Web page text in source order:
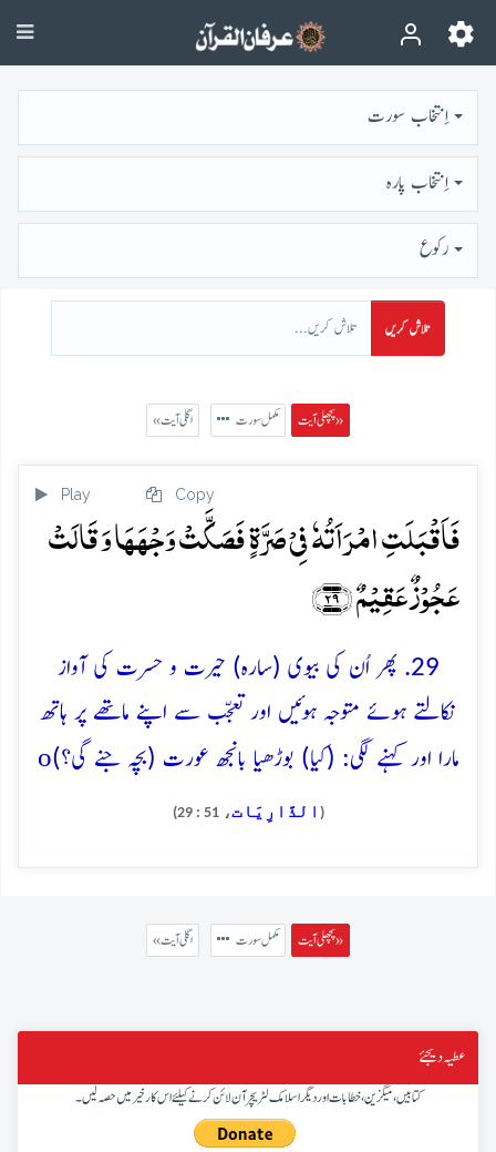
اِنتخاب سورت
اِنتخاب پارہ
رُكوع
تلاش کریں
پچھلی آیت » مکمل سورت « اگلی آیت
Play Copy
فَاَقۡبَلَتِ امۡرَاَتُہٗ فِیۡ صَرَّۃٍ فَصَکَّتۡ وَجۡہَہَا وَ قَالَتۡ
عَجُوۡزٌ عَقِیۡمٌ ﴿۲۹﴾
29. پھر اُن کی بیوی (سارہ) حیرت و حسرت کی آواز
نکالتے ہوئے متوجہ ہوئیں اور تعجّب سے اپنے ماتھے پر ہاتھ
مارا اور کہنے لگی: (کیا) بوڑھیا بانجھ عورت (بچہ جنے گی؟)o
( الذَّارِيَات، 51 : 29)
پچھلی آیت » مکمل سورت « اگلی آیت
عطیہ دیجئے
کتابیں، میگزین، خطابات اور دیگر اسلامک لٹریچر آن لائن کرنے کیلئے اس کار خیر میں حصہ لیں۔